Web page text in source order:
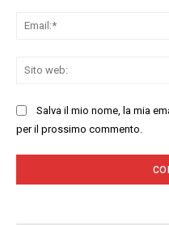
Salva il mio nome, la mia
per il prossimo commento.